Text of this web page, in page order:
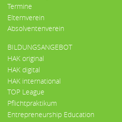
Termine
Elternverein
Absolventenverein
BILDUNGSANGEBOT
HAK original
HAK digital
HAK international
TOP League
Pflichtpraktikum
Entrepreneurship Education